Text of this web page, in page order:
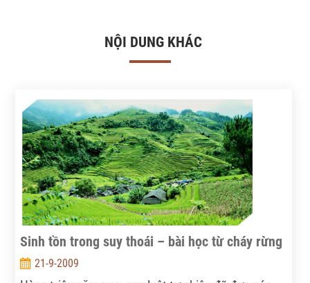
NỘI DUNG KHÁC
Sinh tồn trong suy thoái – bài học từ cháy rừng
21-9-2009